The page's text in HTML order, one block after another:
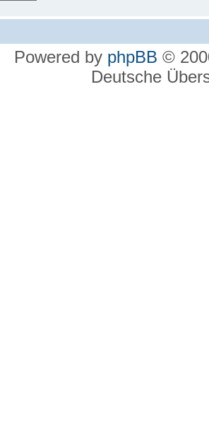
Powered by phpBB ©
Deutsche